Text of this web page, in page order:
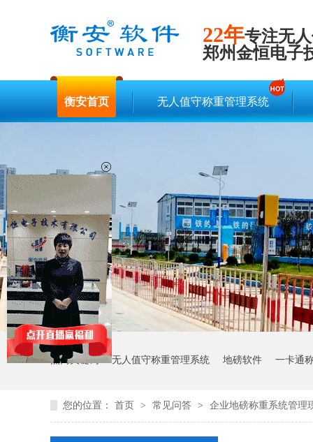
22年专注无
郑州金恒电子
衡安首页 无人值守称重管理系统
热门关键词：无人值守称重管理系统 地磅软件 一卡通
您的位置： 首页 > 常见问答 > 企业地磅称重系统管理